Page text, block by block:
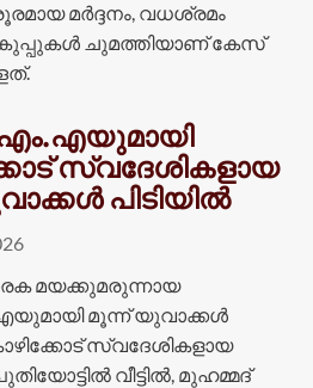
മർദ്ദനം, വധശ്രമം
ചുമത്തിയാണ് കേസ്
സ്വദേശികളായ
പിടിയിൽ
മയക്കുമരുന്നായ
മൂന്ന് യുവാക്കൾ
സ്വദേശികളായ
വീട്ടിൽ, മുഹമ്മദ്